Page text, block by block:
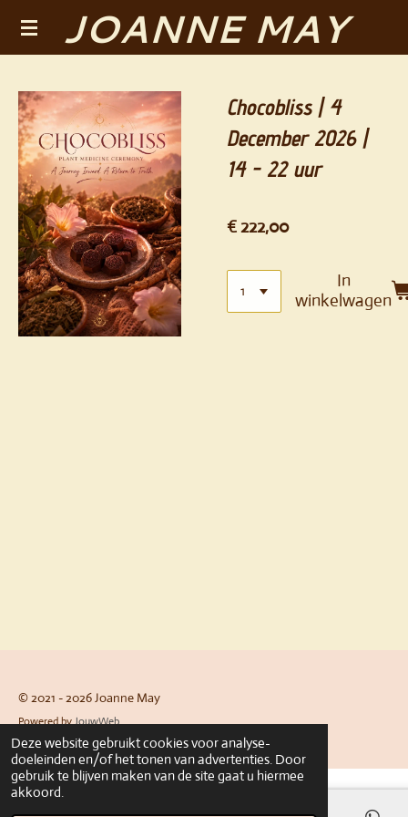
Deze website gebruikt cookies voor analyse-
doeleinden en/of het tonen van advertenties. Door
gebruik te blijven maken van de site gaat u hiermee
akkoord.
Ga
de
hoofdinhoud
JOANNE MAY
Chocobliss | 4
December 2026 |
14 - 22 uur
€ 222,00
In
winkelwagen
© 2021 - 2026 Joanne May
Powered byJouwWeb